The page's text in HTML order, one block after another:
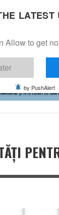
LATEST
Allow to get
by PushAlert